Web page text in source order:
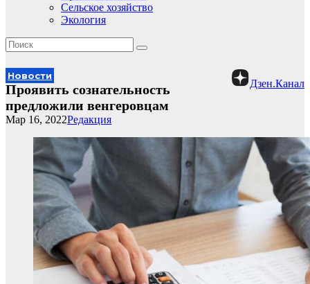
Сельское хозяйство
Экология
Новости
Дзен.Канал
Проявить сознательность
предложили венгеровцам
Редакция
Мар 16, 2022